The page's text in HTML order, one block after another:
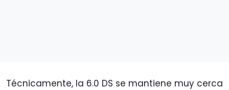
Técnicamente, la 6.0 DS se mantiene muy cerca